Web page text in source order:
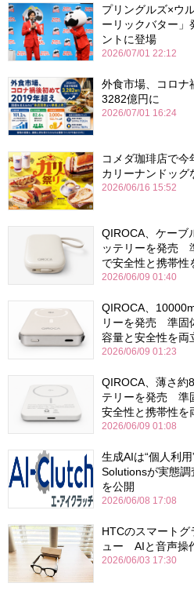
プリングルズ×ウ
ーリックバター
ントに登場
2026/07/01 22:12
外食市場、コロ
3282億円に
2026/07/01 16:24
コメダ珈琲店で
カリーナンドッグ
2026/06/16 15:52
QIROCA、ケーブ
ッテリーを発売
で安全性と携帯性
2026/06/09 01:40
QIROCA、
リーを発売 準固
容量と安全性を両
2026/06/09 01:23
QIROCA、薄さ約
テリーを発売 準
安全性と携帯性を
2026/06/09 01:08
生成AIは“個人利
Solutionsが実態調
を公開
2026/06/08 17:08
HTCのスマート
ュー AIと音声操
2026/06/03 17:30